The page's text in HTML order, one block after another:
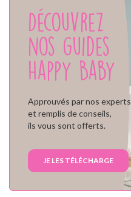
Découvrez
nos guides
Happy Baby
Approuvés par nos experts
et remplis de conseils,
ils vous sont offerts.
JE LES TÉLÉCHARGE